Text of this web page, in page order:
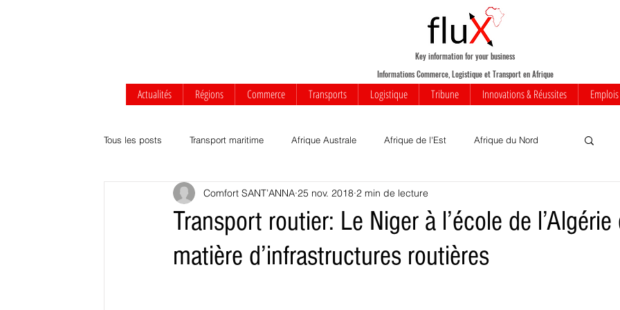
Informations Commerce, Logistique et Transport en Afrique
Actualités Régions Commerce Transports Logistique Tribune Innovations & Réussites
Key information for your business
Tous les posts Transport maritime Afrique Australe Afrique de l'Est Afrique du Nord
Afrique centrale Afrique de l'Ouest Votre communauté Commerce
Transport routier & ferroviaire Agrobusiness Innovations Transports
Transport routier: Le Niger à l’école de l’Algérie
matière d’infrastructures routières
Comfort SANT’ANNA 25 nov. 2018 2 min de lecture